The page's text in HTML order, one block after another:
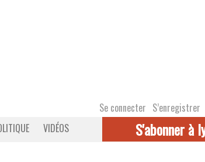
Se connecter S’enregistrer
VIDÉOS S'abonner à